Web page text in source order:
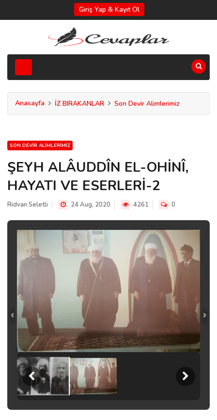
Giriş Yap & Kayıt Ol
Anasayfa İZ BIRAKANLAR Son Devir Alimlerimiz
SON DEVIR ALIMLERIMIZ
ŞEYH ALÂUDDÎN EL-OHİNÎ,
HAYATI VE ESERLERİ-2
Ridvan Seletli 24 Aug, 2020 4261 0